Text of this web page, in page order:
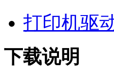
打印机驱
下载说明